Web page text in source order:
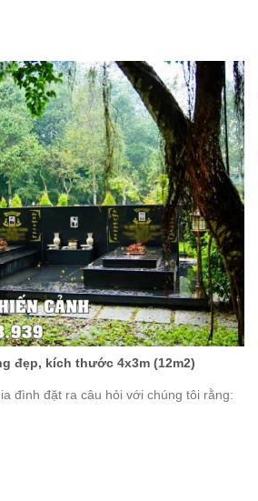
đẹp, kích thước 4x3m (12m2)
đình đặt ra câu hỏi với chúng tôi rằng: